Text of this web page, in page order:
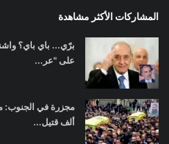
المشاركات الأكثر مشاهدة
برّي... باي باي؟
على "عر...
ألف قتيل...